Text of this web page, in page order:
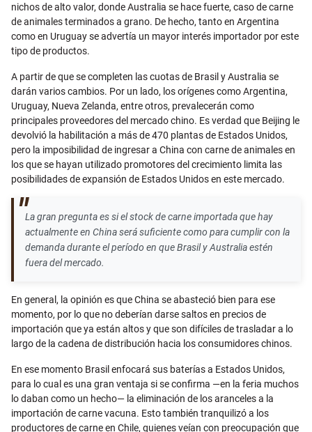
nichos de alto valor, donde Australia se hace fuerte, caso de carne
de animales terminados a grano. De hecho, tanto en Argentina
como en Uruguay se advertía un mayor interés importador por este
tipo de productos.
A partir de que se completen las cuotas de Brasil y Australia se
darán varios cambios. Por un lado, los orígenes como Argentina,
Uruguay, Nueva Zelanda, entre otros, prevalecerán como
principales proveedores del mercado chino. Es verdad que Beijing le
devolvió la habilitación a más de 470 plantas de Estados Unidos,
pero la imposibilidad de ingresar a China con carne de animales en
los que se hayan utilizado promotores del crecimiento limita las
posibilidades de expansión de Estados Unidos en este mercado.
La gran pregunta es si el stock de carne importada que hay
actualmente en China será suficiente como para cumplir con la
demanda durante el período en que Brasil y Australia estén
fuera del mercado.
En general, la opinión es que China se abasteció bien para ese
momento, por lo que no deberían darse saltos en precios de
importación que ya están altos y que son difíciles de trasladar a lo
largo de la cadena de distribución hacia los consumidores chinos.
En ese momento Brasil enfocará sus baterías a Estados Unidos,
para lo cual es una gran ventaja si se confirma —en la feria muchos
lo daban como un hecho— la eliminación de los aranceles a la
importación de carne vacuna. Esto también tranquilizó a los
productores de carne en Chile, quienes veían con preocupación que